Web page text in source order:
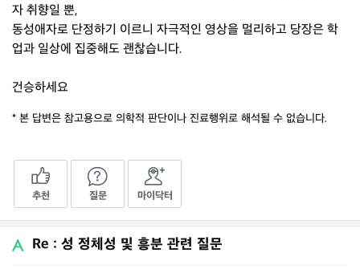
자 취향일 뿐,
동성애자로 단정하기 이르니 자극적인 영상을 멀리하고 당장은 학
업과 일상에 집중해도 괜찮습니다.
건승하세요
* 본 답변은 참고용으로 의학적 판단이나 진료행위로 해석될 수 없습니다.
추천 질문 마이닥터
Re : 성 정체성 및 흥분 관련 질문